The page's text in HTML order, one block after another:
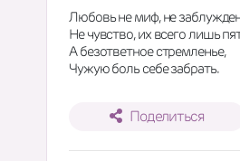
Любовь не миф, не
Не чувство, их всего лишь
А безответное стремленье,
Чужую боль себе забрать.
Поделиться